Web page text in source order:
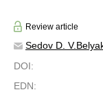
Review article
Sedov D. V.
DOI:
EDN: